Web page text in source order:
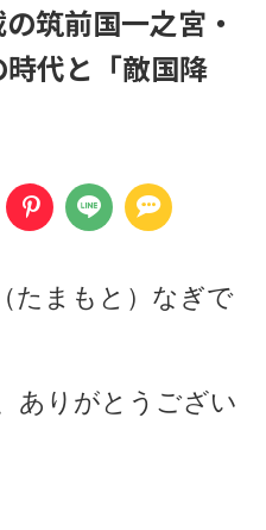
筑前国一之宮・
代と「敵国降
たまもと）なぎで
ありがとうござい